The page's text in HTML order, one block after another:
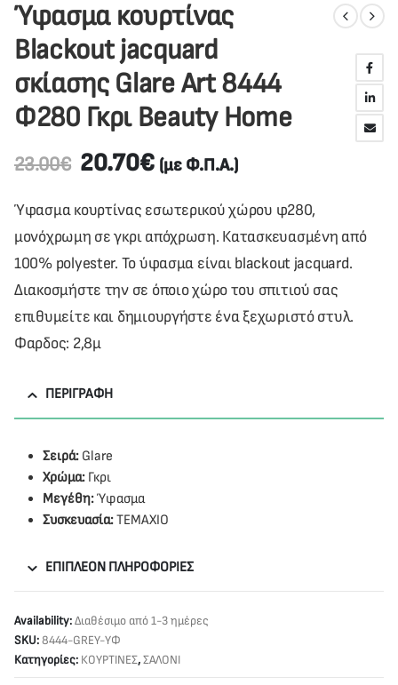
Ύφασμα κουρτίνας
Blackout jacquard
σκίασης Glare Art 8444
Φ280 Γκρι Beauty Home
23.00€ 20.70€ (με Φ.Π.Α.)
Ύφασμα κουρτίνας εσωτερικού χώρου φ280,
μονόχρωμη σε γκρι απόχρωση. Κατασκευασμένη από
100% polyester. Το ύφασμα είναι blackout jacquard.
Διακοσμήστε την σε όποιο χώρο του σπιτιού σας
επιθυμείτε και δημιουργήστε ένα ξεχωριστό στυλ.
Φαρδος: 2,8μ
ΠΕΡΙΓΡΑΦΉ
Σειρά: Glare
Χρώμα: Γκρι
Μεγέθη:Ύφασμα
Συσκευασία:ΤΕΜΑΧΙΟ
ΕΠΙΠΛΈΟΝ ΠΛΗΡΟΦΟΡΊΕΣ
Availability:Διαθέσιμο από 1-3 ημέρες
SKU:8444-GREY-ΥΦ
Κατηγορίες: ΚΟΥΡΤΙΝΕΣ,ΣΑΛΟΝΙ